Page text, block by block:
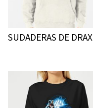
SUDADERAS DE DRAX